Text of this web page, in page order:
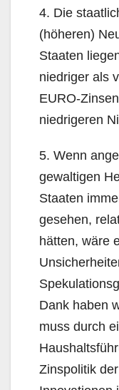
4. Die
(höheren)
Staaten
niedriger als
EURO-
niedrigeren
5. Wenn
gewaltigen
Staaten
gesehen,
hätten, wäre
Dank haben
muss durch
Zinspolitik